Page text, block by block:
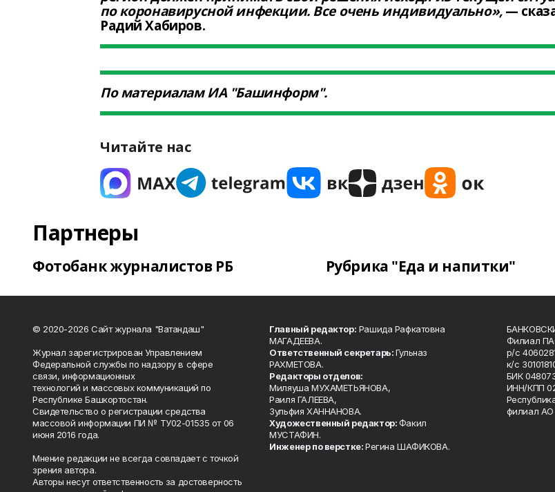
по коронавирусной инфекции. Все очень индивидуально»,—
Радий Хабиров.
По материалам ИА "Башинформ".
Читайте нас
Партнеры
Фотобанк журналистов РБ Рубрика "Еда и напитки"
© 2020-2026 Сайт журнала "Ватандаш"
Журнал зарегистрирован Управлением
Федеральной службы по надзору в сфере
связи, информационных
технологий и массовых коммуникаций по
Республике Башкортостан.
Свидетельство о регистрации средства
массовой информации ПИ № ТУ02-01535 от 06
июня 2016 года.
Мнение редакции не всегда совпадает с точкой
зрения автора.
Авторы несут ответственность за достоверность
Главный редактор: Рашида Рафкатовна
МАГАДЕЕВА.
Ответственный секретарь:Гульназ
РАХМЕТОВА.
Редакторы отделов:
Миляуша МУХАМЕТЬЯНОВА,
Раиля ГАЛЕЕВА,
Зульфия ХАННАНОВА.
Художественный редактор:Факил
МУСТАФИН.
Инженер по верстке:Регина ШАФИКОВА.
Филиал
р/с
к/с
БИК
ИНН/КПП
филиал АО